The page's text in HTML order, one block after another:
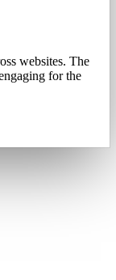
websites. The
for the